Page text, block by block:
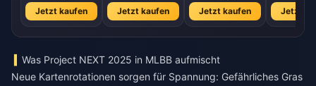
Jetzt kaufen Jetzt kaufen Jetzt kaufen Jetzt
Was Project NEXT 2025 in MLBB aufmischt
Neue Kartenrotationen sorgen für Spannung: Gefährliches Gras